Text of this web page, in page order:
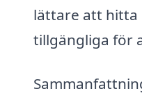
lättare att hitta
tillgängliga för